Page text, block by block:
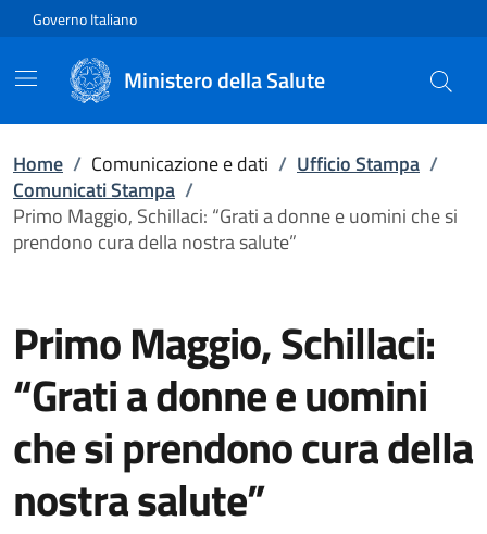
Vai direttamente al contenuto
Governo Italiano
Ministero della Salute
Home / Comunicazione e dati / Ufficio Stampa /
Comunicati Stampa /
Primo Maggio, Schillaci: “Grati a donne e uomini che si
prendono cura della nostra salute”
Primo Maggio, Schillaci:
“Grati a donne e uomini
che si prendono cura della
nostra salute”